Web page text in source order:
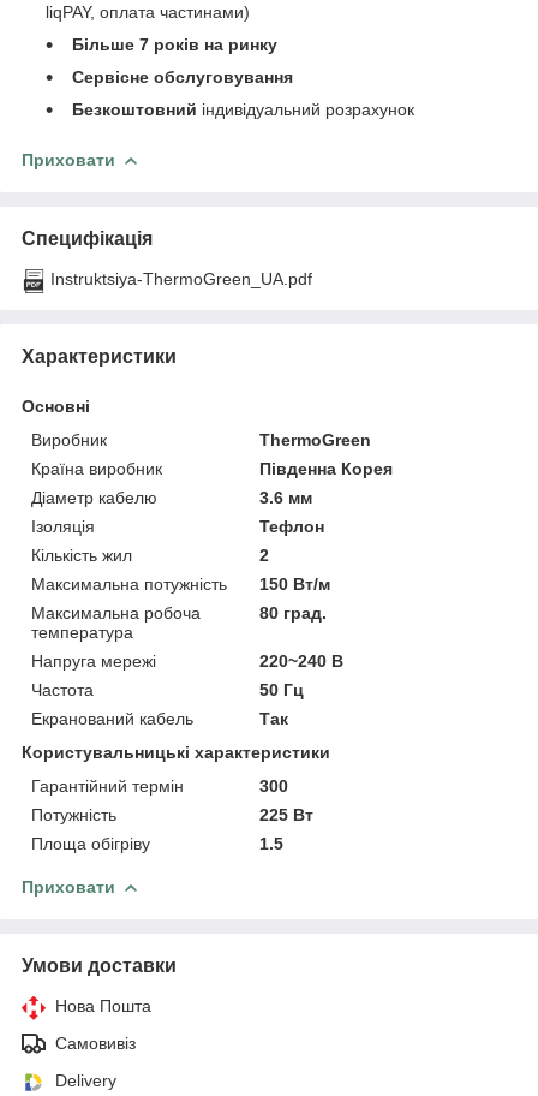
liqPAY, оплата частинами)
Більше 7 років на ринку
Сервісне обслуговування
Безкоштовний індивідуальний розрахунок
Приховати
Специфікація
Instruktsiya-ThermoGreen_UA.pdf
Характеристики
Основні
Виробник
ThermoGreen
Країна виробник
Південна Корея
Діаметр кабелю
3.6 мм
Ізоляція
Тефлон
Кількість жил
2
Максимальна потужність
150 Вт/м
Максимальна робоча
температура
80 град.
Напруга мережі
220~240 В
Частота
50 Гц
Екранований кабель
Так
Користувальницькі характеристики
Гарантійний термін
300
Потужність
225 Вт
Площа обігріву
1.5
Приховати
Умови доставки
Нова Пошта
Самовивіз
Delivery